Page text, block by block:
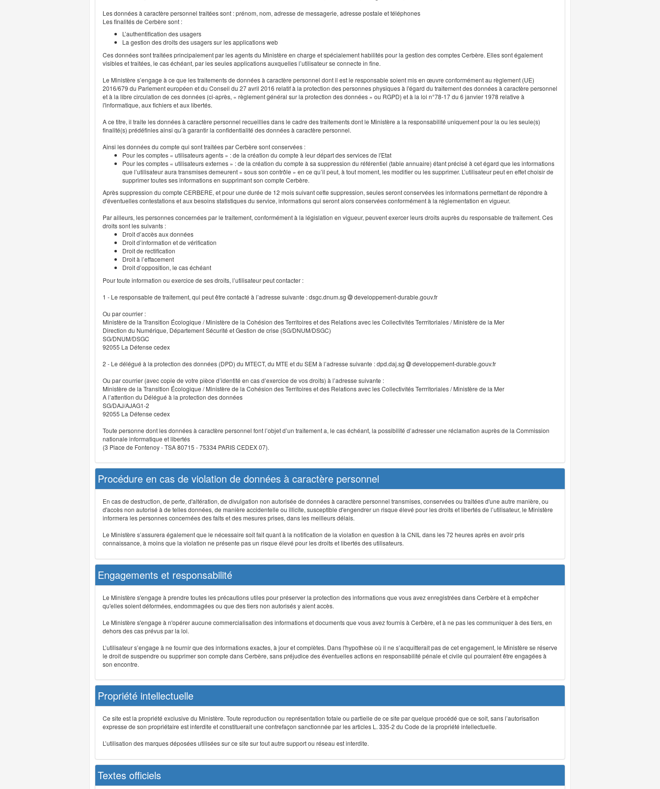
Les données à caractère personnel traitées sont : prénom, nom, adresse de messagerie, adresse postale et téléphones
Les finalités de Cerbère sont :
L’authentification des usagers
La gestion des droits des usagers sur les applications web
Ces données sont traitées principalement par les agents du Ministère en charge et spécialement habilités pour la gestion des comptes Cerbère. Elles sont également
visibles et traitées, le cas échéant, par les seules applications auxquelles l’utilisateur se connecte in fine.
Le Ministère s’engage à ce que les traitements de données à caractère personnel dont il est le responsable soient mis en œuvre conformément au règlement (UE)
2016/679 du Parlement européen et du Conseil du 27 avril 2016 relatif à la protection des personnes physiques à l'égard du traitement des données à caractère personnel
et à la libre circulation de ces données (ci-après, « règlement général sur la protection des données » ou RGPD) et à la loi n°78-17 du 6 janvier 1978 relative à
l'informatique, aux fichiers et aux libertés.
A ce titre, il traite les données à caractère personnel recueillies dans le cadre des traitements dont le Ministère a la responsabilité uniquement pour la ou les seule(s)
finalité(s) prédéfinies ainsi qu’à garantir la confidentialité des données à caractère personnel.
Ainsi les données du compte qui sont traitées par Cerbère sont conservées :
Pour les comptes « utilisateurs agents » : de la création du compte à leur départ des services de l'Etat
Pour les comptes « utilisateurs externes » : de la création du compte à sa suppression du référentiel (table annuaire) étant précisé à cet égard que les informations
que l’utilisateur aura transmises demeurent « sous son contrôle » en ce qu’il peut, à tout moment, les modifier ou les supprimer. L’utilisateur peut en effet choisir de
supprimer toutes ses informations en supprimant son compte Cerbère.
Après suppression du compte CERBERE, et pour une durée de 12 mois suivant cette suppression, seules seront conservées les informations permettant de répondre à
d'éventuelles contestations et aux besoins statistiques du service, informations qui seront alors conservées conformément à la réglementation en vigueur.
Par ailleurs, les personnes concernées par le traitement, conformément à la législation en vigueur, peuvent exercer leurs droits auprès du responsable de traitement. Ces
droits sont les suivants :
Droit d’accès aux données
Droit d’information et de vérification
Droit de rectification
Droit à l’effacement
Droit d’opposition, le cas échéant
Pour toute information ou exercice de ses droits, l’utilisateur peut contacter :
1 - Le responsable de traitement, qui peut être contacté à l’adresse suivante : dsgc.dnum.sg
developpement-durable.gouv.fr
Ou par courrier :
Ministère de la Transition Écologique / Ministère de la Cohésion des Territoires et des Relations avec les Collectivités Terrritoriales / Ministère de la Mer
Direction du Numérique, Département Sécurité et Gestion de crise (SG/DNUM/DSGC)
SG/DNUM/DSGC
92055 La Défense cedex
2 - Le délégué à la protection des données (DPD) du MTECT, du MTE et du SEM à l’adresse suivante : dpd.daj.sg
developpement-durable.gouv.fr
Ou par courrier (avec copie de votre pièce d’identité en cas d’exercice de vos droits) à l’adresse suivante :
Ministère de la Transition Écologique / Ministère de la Cohésion des Territoires et des Relations avec les Collectivités Terrritoriales / Ministère de la Mer
A l’attention du Délégué à la protection des données
SG/DAJ/AJAG1-2
92055 La Défense cedex
Toute personne dont les données à caractère personnel font l’objet d’un traitement a, le cas échéant, la possibilité d’adresser une réclamation auprès de la Commission
nationale informatique et libertés
(3 Place de Fontenoy - TSA 80715 - 75334 PARIS CEDEX 07).
Procédure en cas de violation de données à caractère personnel
En cas de destruction, de perte, d'altération, de divulgation non autorisée de données à caractère personnel transmises, conservées ou traitées d'une autre manière, ou
d'accès non autorisé à de telles données, de manière accidentelle ou illicite, susceptible d'engendrer un risque élevé pour les droits et libertés de l’utilisateur, le Ministère
informera les personnes concernées des faits et des mesures prises, dans les meilleurs délais.
Le Ministère s’assurera également que le nécessaire soit fait quant à la notification de la violation en question à la CNIL dans les 72 heures après en avoir pris
connaissance, à moins que la violation ne présente pas un risque élevé pour les droits et libertés des utilisateurs.
Engagements et responsabilité
Le Ministère s'engage à prendre toutes les précautions utiles pour préserver la protection des informations que vous avez enregistrées dans Cerbère et à empêcher
qu'elles soient déformées, endommagées ou que des tiers non autorisés y aient accès.
Le Ministère s'engage à n'opérer aucune commercialisation des informations et documents que vous avez fournis à Cerbère, et à ne pas les communiquer à des tiers, en
dehors des cas prévus par la loi.
L’utilisateur s’engage à ne fournir que des informations exactes, à jour et complètes. Dans l'hypothèse où il ne s’acquitterait pas de cet engagement, le Ministère se réserve
le droit de suspendre ou supprimer son compte dans Cerbère, sans préjudice des éventuelles actions en responsabilité pénale et civile qui pourraient être engagées à
son encontre.
Propriété intellectuelle
Ce site est la propriété exclusive du Ministère. Toute reproduction ou représentation totale ou partielle de ce site par quelque procédé que ce soit, sans l’autorisation
expresse de son propriétaire est interdite et constituerait une contrefaçon sanctionnée par les articles L. 335-2 du Code de la propriété intellectuelle.
L’utilisation des marques déposées utilisées sur ce site sur tout autre support ou réseau est interdite.
Textes officiels